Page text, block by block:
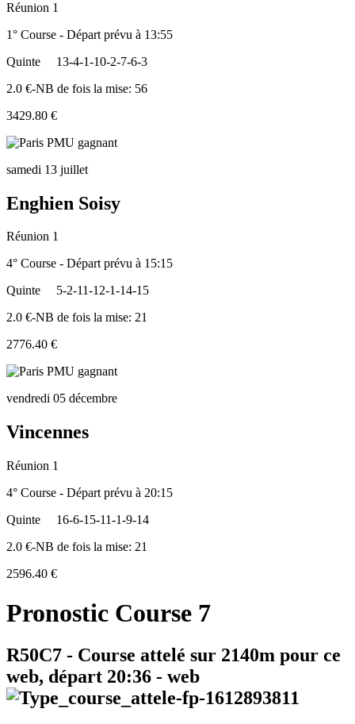
Réunion 1
1° Course - Départ prévu à 13:55
Quinte
13-4-1-10-2-7-6-3
2.0 €-NB de fois la mise: 56
3429.80 €
samedi 13 juillet
Enghien Soisy
Réunion 1
4° Course - Départ prévu à 15:15
Quinte
5-2-11-12-1-14-15
2.0 €-NB de fois la mise: 21
2776.40 €
vendredi 05 décembre
Vincennes
Réunion 1
4° Course - Départ prévu à 20:15
Quinte
16-6-15-11-1-9-14
2.0 €-NB de fois la mise: 21
2596.40 €
Pronostic Course 7
R50C7 - Course attelé sur 2140m pour ce
web, départ 20:36 - web